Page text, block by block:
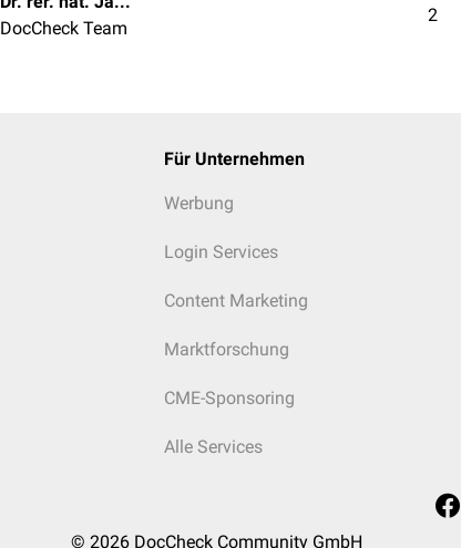
DocCheck Team
2
Für Unternehmen
Werbung
Login Services
Content Marketing
Marktforschung
CME-Sponsoring
Alle Services
© 2026 DocCheck Community GmbH